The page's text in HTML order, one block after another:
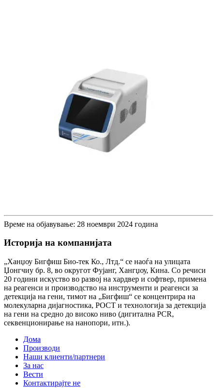
Време на објавување: 28 ноември 2024 година
Историја на компанијата
„Ханџоу Бигфиш Био-тек Ко., Лтд.“ се наоѓа на улицата
Џонгчиу бр. 8, во округот Фујанг, Хангџоу, Кина. Со речиси
20 години искуство во развој на хардвер и софтвер, примена
на реагенси и производство на инструменти и реагенси за
детекција на гени, тимот на „Бигфиш“ се концентрира на
молекуларна дијагностика, POCT и технологија за детекција
на гени на средно до високо ниво (дигитална PCR,
секвенционирање на нанопори, итн.).
Дома
Производи
Наши клиенти/партнери
За нас
Вести
Контактирајте не